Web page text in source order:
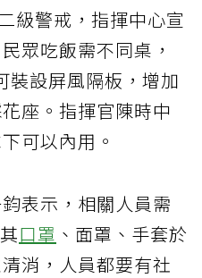
級警戒，指揮中心宣
眾吃飯需不同桌，
裝設屏風隔板，增加
座。指揮官陳時中
可以內用。
表示，相關人員需
口罩 、面罩、手套於
消，人員都要有社